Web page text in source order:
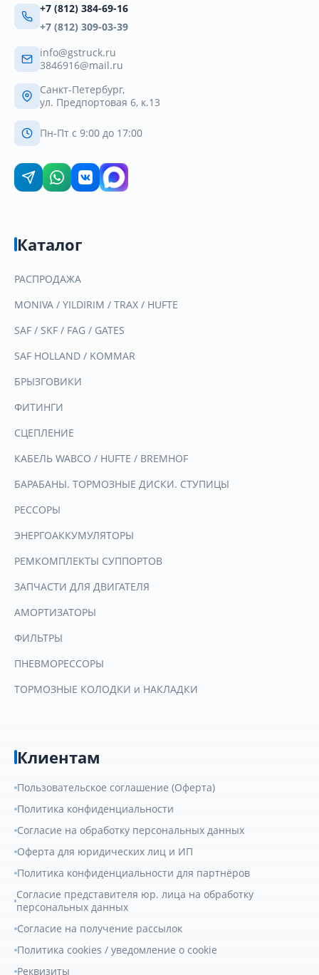
+7 (812) 384-69-16
+7 (812) 309-03-39
info@gstruck.ru
3846916@mail.ru
Санкт-Петербург,
ул. Предпортовая 6, к.13
Пн-Пт с 9:00 до 17:00
Каталог
РАСПРОДАЖА
MONIVA / YILDIRIM / TRAX / HUFTE
SAF / SKF / FAG / GATES
SAF HOLLAND / KOMMAR
БРЫЗГОВИКИ
ФИТИНГИ
СЦЕПЛЕНИЕ
КАБЕЛЬ WABCO / HUFTE / BREMHOF
БАРАБАНЫ. ТОРМОЗНЫЕ ДИСКИ. СТУПИЦЫ
РЕССОРЫ
ЭНЕРГОАККУМУЛЯТОРЫ
РЕМКОМПЛЕКТЫ СУППОРТОВ
ЗАПЧАСТИ ДЛЯ ДВИГАТЕЛЯ
АМОРТИЗАТОРЫ
ФИЛЬТРЫ
ПНЕВМОРЕССОРЫ
ТОРМОЗНЫЕ КОЛОДКИ и НАКЛАДКИ
Клиентам
Пользовательское соглашение (Оферта)
Политика конфиденциальности
Согласие на обработку персональных данных
Оферта для юридических лиц и ИП
Политика конфиденциальности для партнёров
Согласие представителя юр. лица на обработку
персональных данных
Согласие на получение рассылок
Политика cookies / уведомление о cookie
Реквизиты